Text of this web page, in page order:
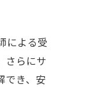
による受
さらにサ
でき、安